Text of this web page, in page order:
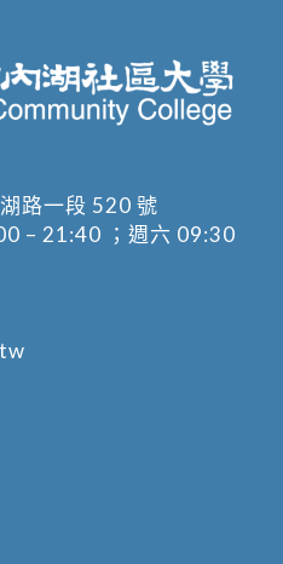
路一段 520 號
– 21:40 ；週六 09:30